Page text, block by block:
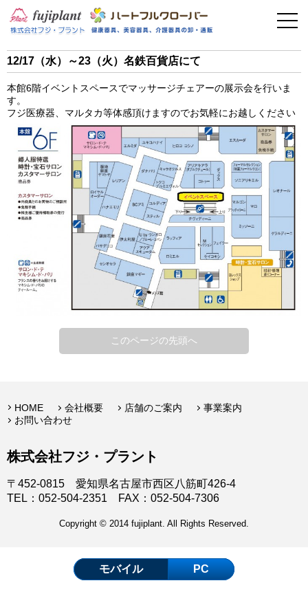
介護用品
美容・その他
フィットネス
お問い合わせ
12/17（水）～23（火）名鉄百貨店にて
本館6階イベントスペースでマッサージチェアーの展示会を行いま
す。
フジ医療器、マルタカ等体感頂けますのでお気軽にお越しください
このページの先頭へ
HOME 会社概要 店舗のご案内
事業案内
お問い合わせ
株式会社フジ・プラント
〒452-0815 愛知県名古屋市西区八筋町426-4
TEL：052-504-2351 FAX：052-504-7306
Copyright © 2014 fujiplant. All Rights Reserved.
モバイル PC